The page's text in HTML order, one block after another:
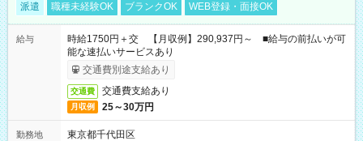
派遣 職種未経験OK ブランクOK WEB登録・面接OK
給与
時給1750円＋交 【月収例】290,937円～ ■給与の前払いが可
能な速払いサービスあり
交通費別途支給あり
交通費 交通費支給あり
月収例 25～30万円
勤務地
東京都千代田区